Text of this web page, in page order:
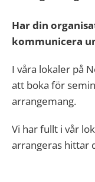
Har din
kommunicera
I våra lokaler på
att boka för
arrangemang.
Vi har fullt i vår
arrangeras hittar